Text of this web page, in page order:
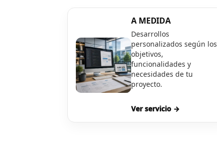
A MEDIDA
Desarrollos
personalizados según los
objetivos,
funcionalidades y
necesidades de tu
proyecto.
Ver servicio →